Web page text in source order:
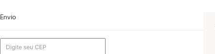
Envio